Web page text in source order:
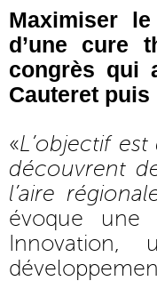
Maximiser
d’une cure
congrès qui
Cauteret puis
«L’objectif
découvrent
l’aire
évoque une